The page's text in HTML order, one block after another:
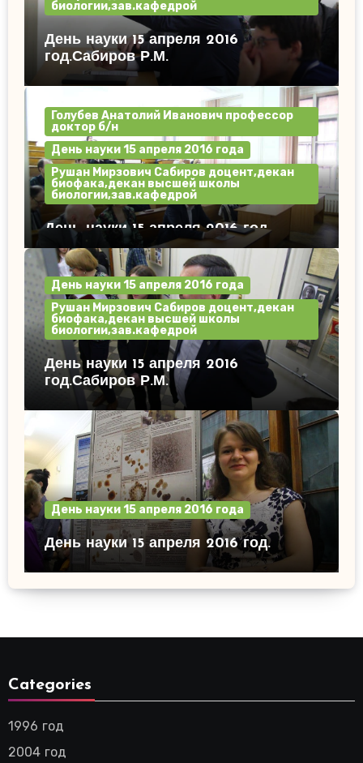
биологии,зав.кафедрой
День науки 15 апреля 2016
год.Сабиров Р.М.
Голубев Анатолий Иванович профессор
доктор б/н
День науки 15 апреля 2016 года
Рушан Мирзович Сабиров доцент,декан
биофака,декан высшей школы
биологии,зав.кафедрой
День науки 15 апреля 2016 год.
День науки 15 апреля 2016 года
Рушан Мирзович Сабиров доцент,декан
биофака,декан высшей школы
биологии,зав.кафедрой
День науки 15 апреля 2016
год.Сабиров Р.М.
День науки 15 апреля 2016 года
День науки 15 апреля 2016 год.
Categories
1996 год
2004 год